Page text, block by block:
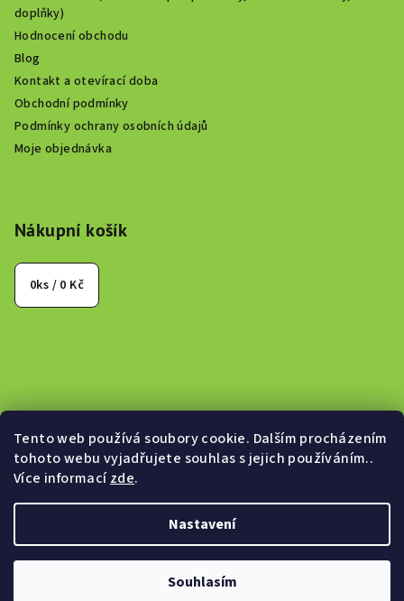
Tento web používá soubory cookie. Dalším procházením
tohoto webu vyjadřujete souhlas s jejich používáním..
Více informacízde.
Nastavení
Souhlasím
doplňky)
Hodnocení obchodu
Blog
Kontakt a otevírací doba
Obchodní podmínky
Podmínky ochrany osobních údajů
Moje objednávka
Nákupní košík
0ks / 0 Kč